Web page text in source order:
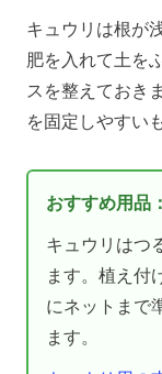
キュウリは根が
肥を入れて土を
スを整えておき
を固定しやすい
おすすめ用品
キュウリはつ
ます。植え付
にネットまで
ます。